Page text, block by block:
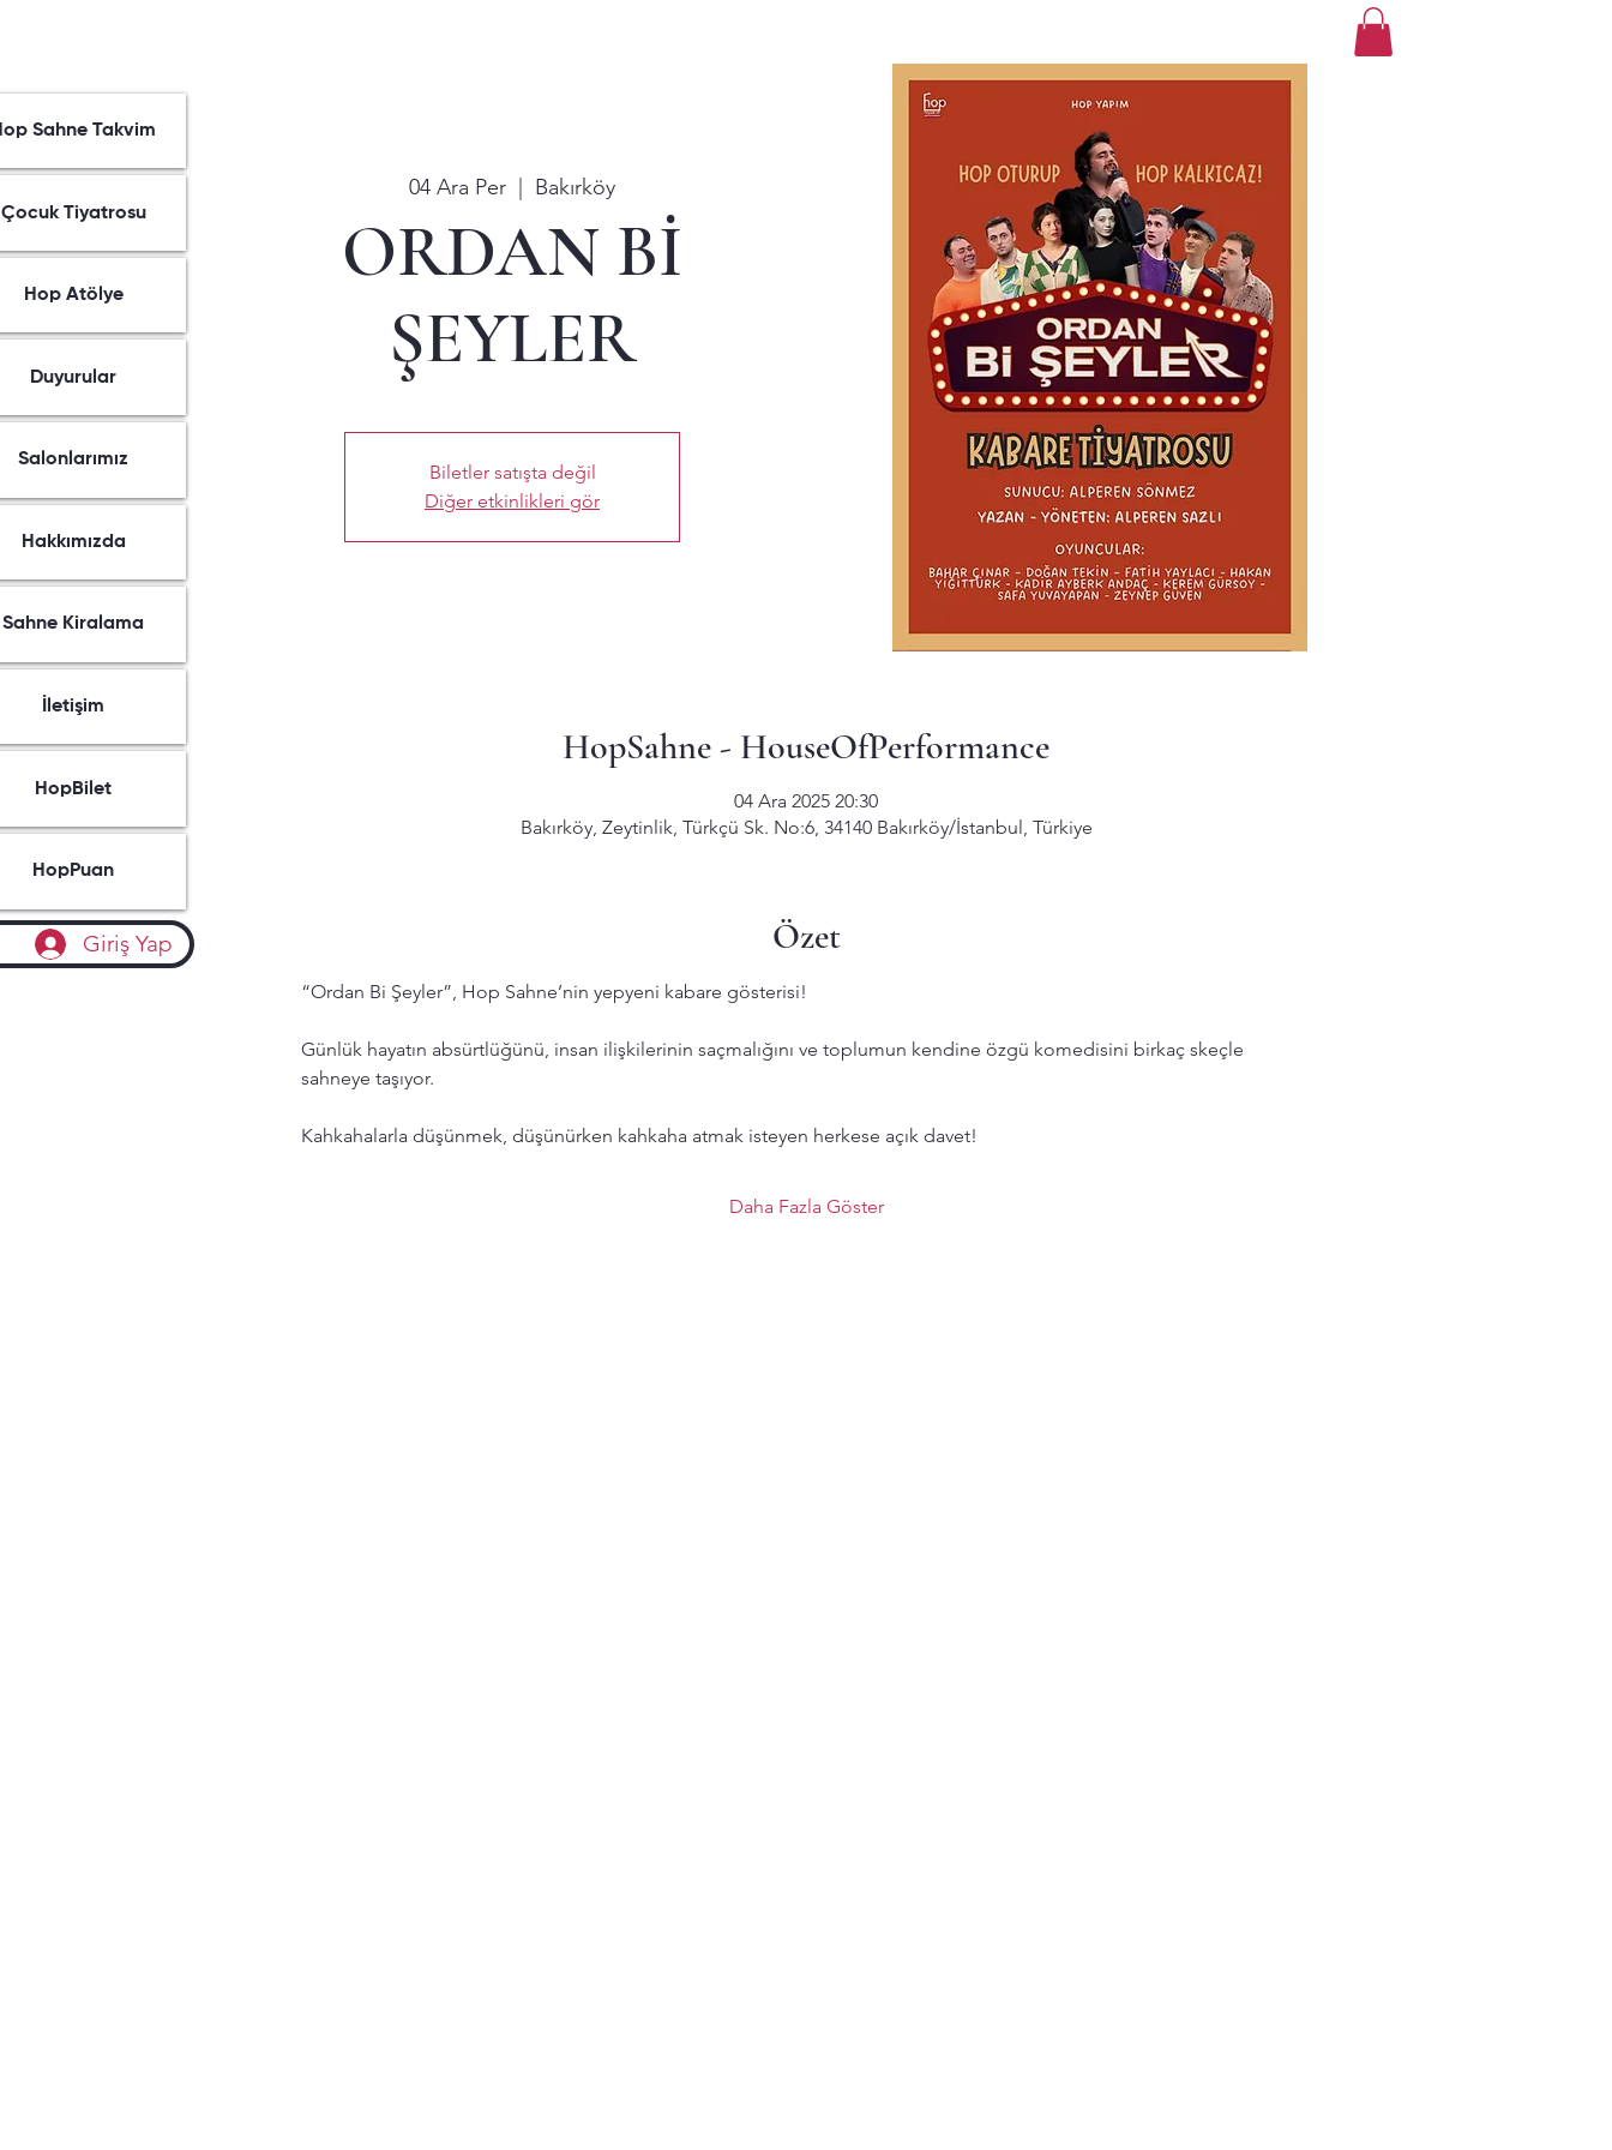
04 Ara Per
  |
Bakırköy
ORDAN Bİ
ŞEYLER
Biletler satışta değil
Diğer etkinlikleri gör
HopSahne - HouseOfPerformance
04 Ara 2025 20:30
Bakırköy, Zeytinlik, Türkçü Sk. No:6, 34140 Bakırköy/İstanbul, Türkiye
Özet
“Ordan Bi Şeyler”, Hop Sahne’nin yepyeni kabare gösterisi!
Günlük hayatın absürtlüğünü, insan ilişkilerinin saçmalığını ve toplumun kendine özgü komedisini birkaç skeçle
sahneye taşıyor.
Kahkahalarla düşünmek, düşünürken kahkaha atmak isteyen herkese açık davet!
Daha Fazla Göster
Sahne Takvim
Çocuk Tiyatrosu
Hop Atölye
Duyurular
Salonlarımız
Hakkımızda
Sahne Kiralama
İletişim
HopBilet
HopPuan
Giriş Yap